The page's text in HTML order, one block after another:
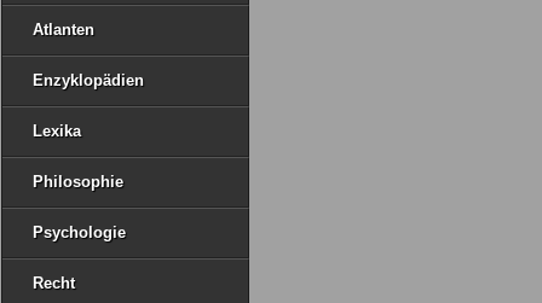
Atlanten
Enzyklopädien
Lexika
Philosophie
Psychologie
Recht